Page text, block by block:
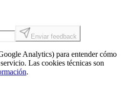
Enviar feedback
Analytics) para entender cómo
Las cookies técnicas son
.